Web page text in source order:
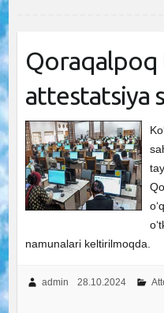
Qoraqalpoq
attestatsiya
namunalari keltirilmoqda.
admin 28.10.2024